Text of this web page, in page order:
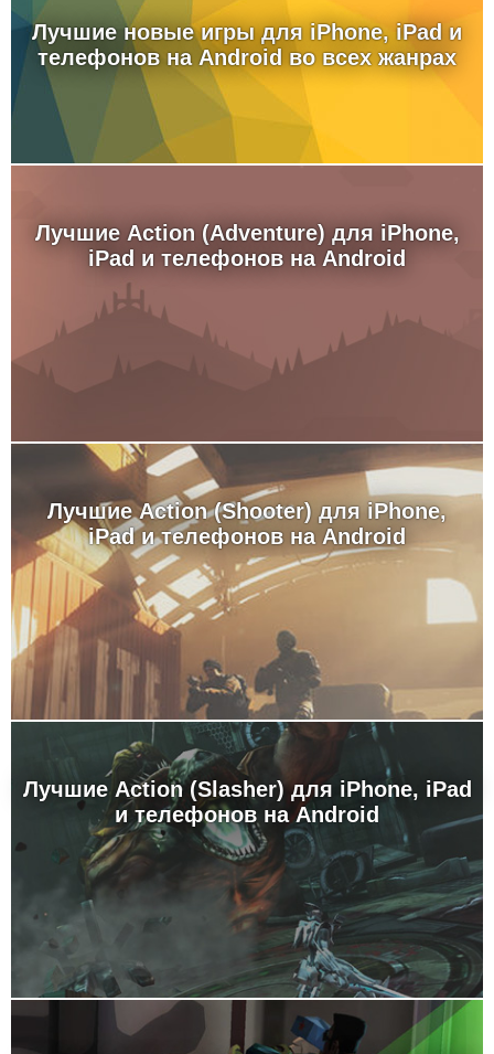
Лучшие новые игры для iPhone, iPad и
телефонов на Android во всех жанрах
Лучшие Action (Adventure) для iPhone,
iPad и телефонов на Android
Лучшие Action (Shooter) для iPhone,
iPad и телефонов на Android
Лучшие Action (Slasher) для iPhone, iPad
и телефонов на Android